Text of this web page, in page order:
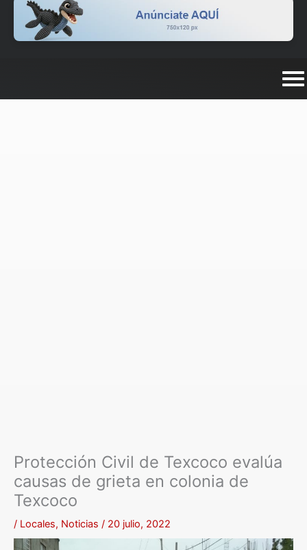
Protección Civil de Texcoco evalúa
causas de grieta en colonia de
Texcoco
/ Locales, Noticias / 20 julio, 2022